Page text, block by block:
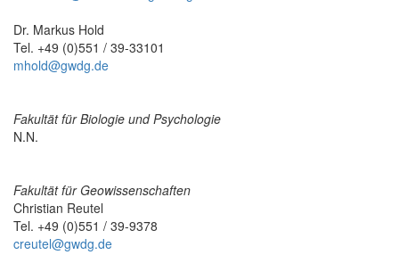
Dr. Markus Hold
Tel. +49 (0)551 / 39-33101
mhold@gwdg.de
Fakultät für Biologie und Psychologie
N.N.
Fakultät für Geowissenschaften
Christian Reutel
Tel. +49 (0)551 / 39-9378
creutel@gwdg.de